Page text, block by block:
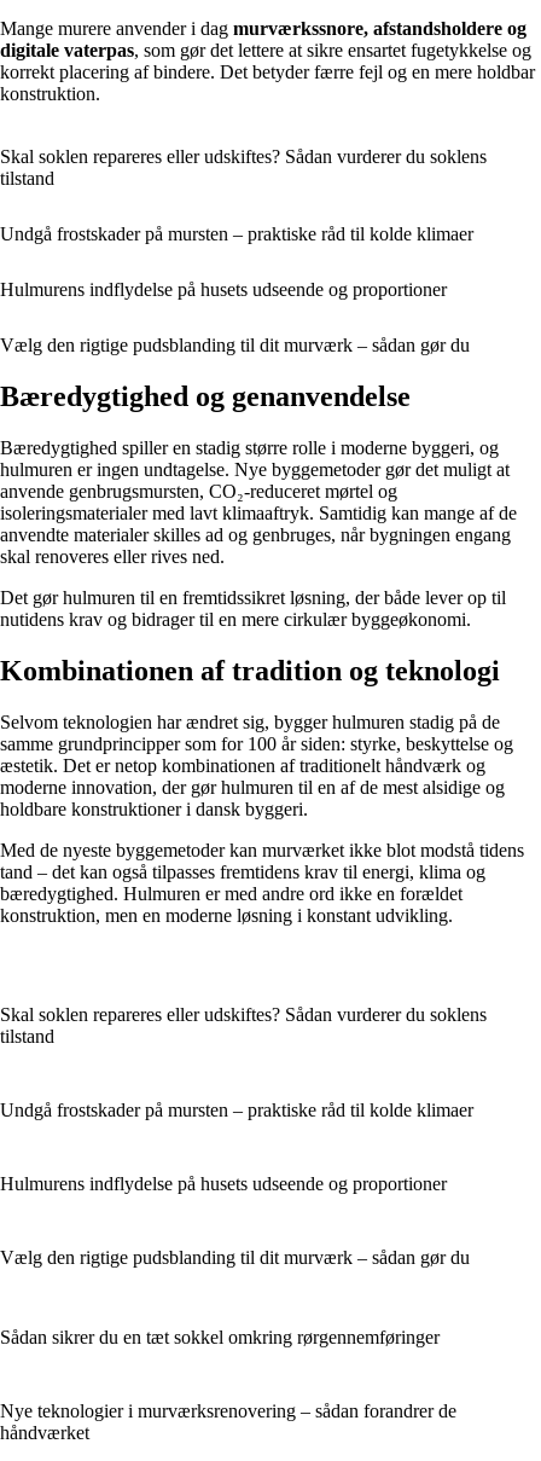
Mange murere anvender i dag murværkssnore, afstandsholdere og
digitale vaterpas, som gør det lettere at sikre ensartet fugetykkelse og
korrekt placering af bindere. Det betyder færre fejl og en mere holdbar
konstruktion.
Skal soklen repareres eller udskiftes? Sådan vurderer du soklens
tilstand
Undgå frostskader på mursten – praktiske råd til kolde klimaer
Hulmurens indflydelse på husets udseende og proportioner
Vælg den rigtige pudsblanding til dit murværk – sådan gør du
Bæredygtighed og genanvendelse
Bæredygtighed spiller en stadig større rolle i moderne byggeri, og
hulmuren er ingen undtagelse. Nye byggemetoder gør det muligt at
anvende genbrugsmursten, CO₂-reduceret mørtel og
isoleringsmaterialer med lavt klimaaftryk. Samtidig kan mange af de
anvendte materialer skilles ad og genbruges, når bygningen engang
skal renoveres eller rives ned.
Det gør hulmuren til en fremtidssikret løsning, der både lever op til
nutidens krav og bidrager til en mere cirkulær byggeøkonomi.
Kombinationen af tradition og teknologi
Selvom teknologien har ændret sig, bygger hulmuren stadig på de
samme grundprincipper som for 100 år siden: styrke, beskyttelse og
æstetik. Det er netop kombinationen af traditionelt håndværk og
moderne innovation, der gør hulmuren til en af de mest alsidige og
holdbare konstruktioner i dansk byggeri.
Med de nyeste byggemetoder kan murværket ikke blot modstå tidens
tand – det kan også tilpasses fremtidens krav til energi, klima og
bæredygtighed. Hulmuren er med andre ord ikke en forældet
konstruktion, men en moderne løsning i konstant udvikling.
Skal soklen repareres eller udskiftes? Sådan vurderer du soklens
tilstand
Undgå frostskader på mursten – praktiske råd til kolde klimaer
Hulmurens indflydelse på husets udseende og proportioner
Vælg den rigtige pudsblanding til dit murværk – sådan gør du
Sådan sikrer du en tæt sokkel omkring rørgennemføringer
Nye teknologier i murværksrenovering – sådan forandrer de
håndværket